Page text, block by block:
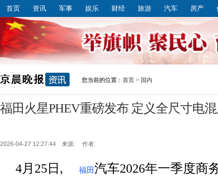
首页 资讯 军事 娱乐 财经 旅游 汽车 房产
您当前的位置： 首页 > 国内
福田火星PHEV重磅发布 定义全尺寸电
2026-04-27 12:27:44 来源: 作者:
4月25日, 福田汽车2026年一季度商